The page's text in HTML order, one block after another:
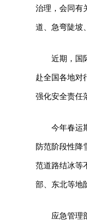
治理，会同有
道、急弯陡坡
近期，国
赴全国各地对
强化安全责任
今年春运
防范阶段性降
范道路结冰等
部、东北等地
应急管理